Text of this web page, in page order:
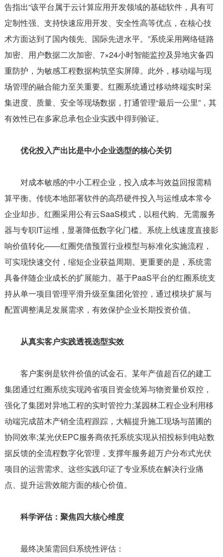
告指出“该平台属于云计算应用开发领域的基础软件，具有可
定制性强、支持快速应用开发、安全性高等优点，在核心技
术方面达到了国内领先、国际先进水平。”系统采用网络链路
加密、用户数据二次加密、7×24小时智能监控及异地灾备四
重防护，为敏感工程数据构筑坚实屏障。此外，移动端与现
场管理的融合能力至关重要。红圈系统通过移动终端实时采
集进度、质量、安全等现场数据，打通管理“最后一公里”，其
有效性已在多家总承包企业实践中得到验证。
优化投入产出比是中小企业选型的核心关切
对成本敏感的中小工程企业，投入成本与效益回报需精
算平衡。传统本地部署软件的高昂硬件投入与运维成本常令
企业却步。红圈采用公有云SaaS模式，以租代购、无需服务
器与专职IT运维，显著降低数字化门槛。系统上线速度直接影
响价值转化——红圈凭借预置行业模型与标准化实施流程，
可实现快速交付，缩短企业获益周期。更重要的是，系统需
具备伴随企业成长的扩展能力。基于PaaS平台的红圈系统支
持从单一项目管理平滑升级至集团化管控，通过模块扩展与
配置调整满足发展需求，有效保护企业长期投资价值。
从真实客户实践透视选型实效
客户案例是软件价值的试金石。某年产值超百亿的建工
集团通过红圈系统实现跨省项目资金统筹与物资量价双控，
强化了集团对异地工程的实时管控力;某园林工程企业利用移
动端完成苗木产销全流程跟踪，大幅提升施工现场与苗圃的
协同效率;某光伏EPC服务商依托系统实现从招投标到电站数
据反馈的全流程数字化管理，支撑年服务超万户分布式光伏
项目的运营需求。这些实践印证了专业系统在解决行业痛
点、提升运营效能方面的核心价值。
科学评估：聚焦四大核心维度
最终决策需回归系统性评估：